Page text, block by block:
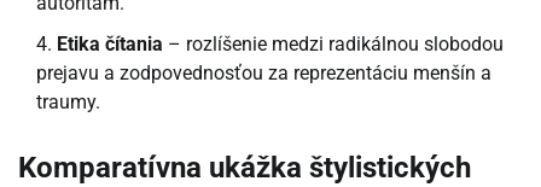
Etika čítania – rozlíšenie medzi radikálnou slobodou
prejavu a zodpovednosťou za reprezentáciu menšín a
traumy.
Komparatívna ukážka štylistických